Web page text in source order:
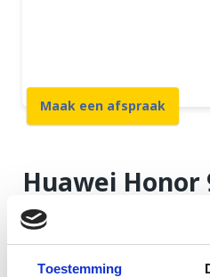
Toestemming
Maak een afspraak
Huawei Honor
Reparatie in
Centrum